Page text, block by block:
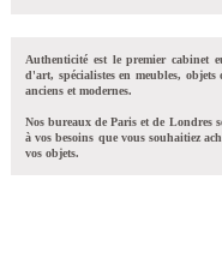
Authenticité est le premier cabinet
d'art, spécialistes en meubles,
anciens et modernes.
Nos bureaux de Paris et de Londres
à vos besoins que vous souhaitiez
vos objets.